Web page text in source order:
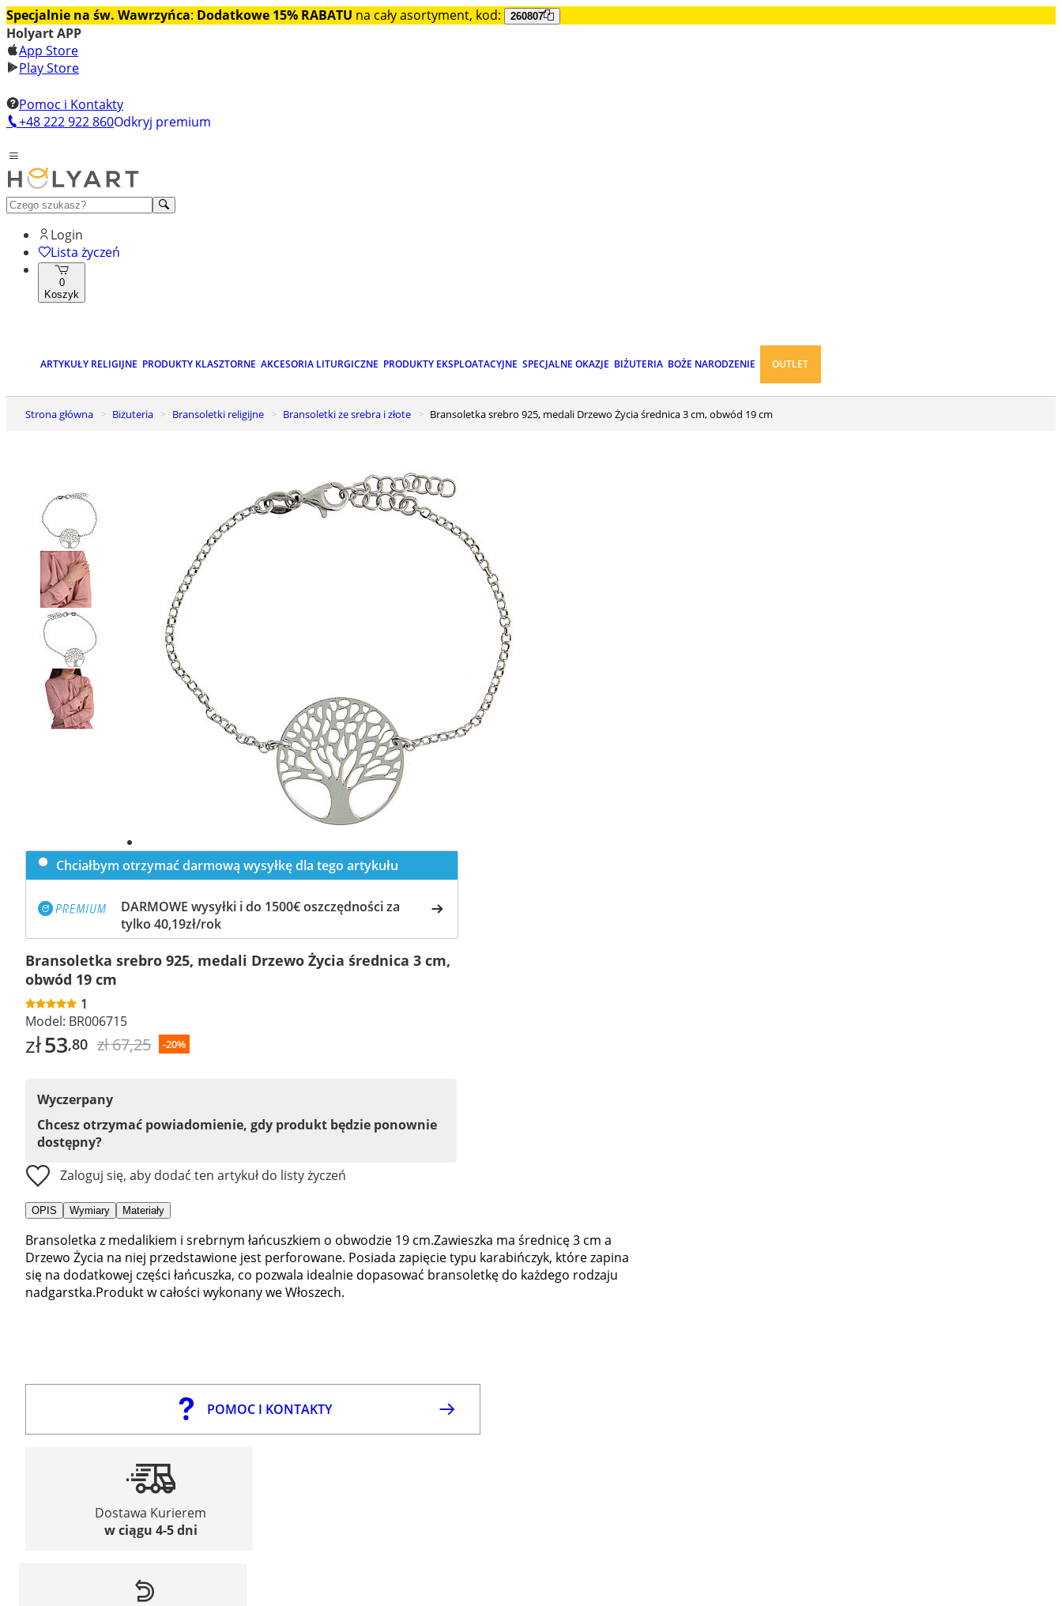
Specjalnie na św. Wawrzyńca: Dodatkowe 15% RABATU na cały asortyment, kod: 260807
Holyart APP
App Store
Play Store
Pomoc i Kontakty
+48 222 922 860Odkryj premium
Login
Lista życzeń
0
Koszyk
ARTYKUŁY RELIGIJNE PRODUKTY KLASZTORNE AKCESORIA LITURGICZNE PRODUKTY EKSPLOATACYJNE SPECJALNE OKAZJE BIŻUTERIA BOŻE NARODZENIE OUTLET
Strona główna Biżuteria Bransoletki religijne Bransoletki ze srebra i złote Bransoletka srebro 925, medali Drzewo Życia średnica 3 cm, obwód 19 cm
Chciałbym otrzymać darmową wysyłkę dla tego artykułu
DARMOWE wysyłki i do 1500€ oszczędności za
tylko 40,19zł/rok
Bransoletka srebro 925, medali Drzewo Życia średnica 3 cm,
obwód 19 cm
1
Model: BR006715
zł53,80 zł 67,25 -20%
Wyczerpany
Chcesz otrzymać powiadomienie, gdy produkt będzie ponownie
dostępny?
Zaloguj się, aby dodać ten artykuł do listy życzeń
OPIS Wymiary Materiały
Bransoletka z medalikiem i srebrnym łańcuszkiem o obwodzie 19 cm.Zawieszka ma średnicę 3 cm a
Drzewo Życia na niej przedstawione jest perforowane. Posiada zapięcie typu karabińczyk, które zapina
się na dodatkowej części łańcuszka, co pozwala idealnie dopasować bransoletkę do każdego rodzaju
nadgarstka.Produkt w całości wykonany we Włoszech.
POMOC I KONTAKTY
Dostawa Kurierem
w ciągu 4-5 dni